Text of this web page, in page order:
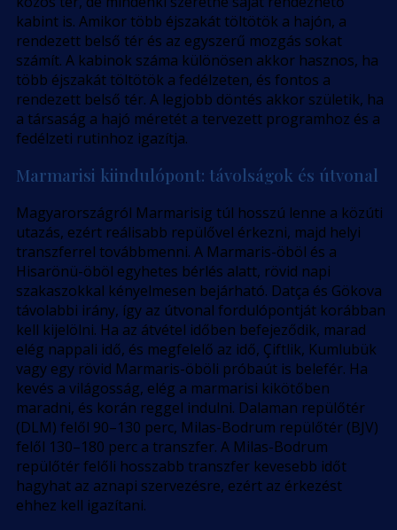
kabint is. Amikor több éjszakát töltötök a hajón, a
rendezett belső tér és az egyszerű mozgás sokat
számít. A kabinok száma különösen akkor hasznos, ha
több éjszakát töltötök a fedélzeten, és fontos a
rendezett belső tér. A legjobb döntés akkor születik, ha
a társaság a hajó méretét a tervezett programhoz és a
fedélzeti rutinhoz igazítja.
Marmarisi kiindulópont: távolságok és útvonal
Magyarországról Marmarisig túl hosszú lenne a közúti
utazás, ezért reálisabb repülővel érkezni, majd helyi
transzferrel továbbmenni. A Marmaris-öböl és a
Hisarönü-öböl egyhetes bérlés alatt, rövid napi
szakaszokkal kényelmesen bejárható. Datça és Gökova
távolabbi irány, így az útvonal fordulópontját korábban
kell kijelölni. Ha az átvétel időben befejeződik, marad
elég nappali idő, és megfelelő az idő, Çiftlik, Kumlubük
vagy egy rövid Marmaris-öböli próbaút is belefér. Ha
kevés a világosság, elég a marmarisi kikötőben
maradni, és korán reggel indulni. Dalaman repülőtér
(DLM) felől 90–130 perc, Milas-Bodrum repülőtér (BJV)
felől 130–180 perc a transzfer. A Milas-Bodrum
repülőtér felőli hosszabb transzfer kevesebb időt
hagyhat az aznapi szervezésre, ezért az érkezést
ehhez kell igazítani.